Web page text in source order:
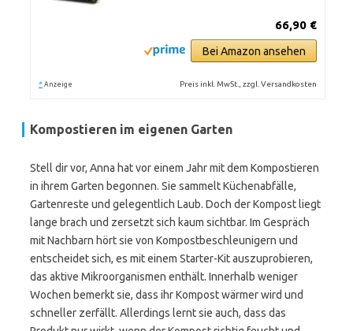
66,90 €
Bei Amazon ansehen
* Anzeige Preis inkl. MwSt., zzgl. Versandkosten
Kompostieren im eigenen Garten
Stell dir vor, Anna hat vor einem Jahr mit dem Kompostieren
in ihrem Garten begonnen. Sie sammelt Küchenabfälle,
Gartenreste und gelegentlich Laub. Doch der Kompost liegt
lange brach und zersetzt sich kaum sichtbar. Im Gespräch
mit Nachbarn hört sie von Kompostbeschleunigern und
entscheidet sich, es mit einem Starter-Kit auszuprobieren,
das aktive Mikroorganismen enthält. Innerhalb weniger
Wochen bemerkt sie, dass ihr Kompost wärmer wird und
schneller zerfällt. Allerdings lernt sie auch, dass das